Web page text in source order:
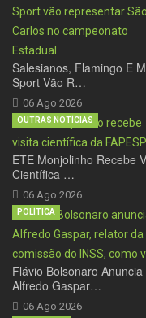
Salesianos, Flamingo E
Sport Vão R…
06 Ago 2026
ETE Monjolinho Recebe
Científica …
06 Ago 2026
OUTRAS NOTÍCIAS
Flávio Bolsonaro Anuncia
Alfredo Gaspar…
06 Ago 2026
POLÍTICA